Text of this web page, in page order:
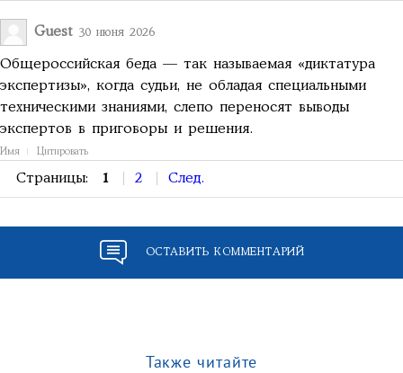
Guest 30 июня 2026
Общероссийская беда — так называемая «диктатура
экспертизы», когда судьи, не обладая специальными
техническими знаниями, слепо переносят выводы
экспертов в приговоры и решения.
Имя Цитировать
Страницы: 1 2 След.
ОСТАВИТЬ КОММЕНТАРИЙ
Также читайте